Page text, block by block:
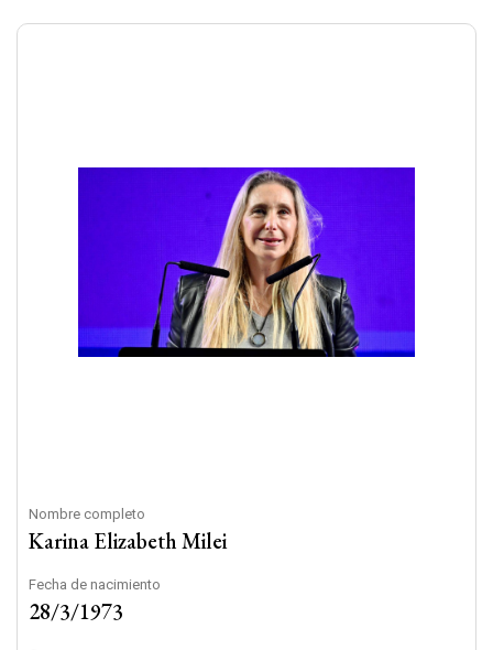
Nombre completo
Karina Elizabeth Milei
Fecha de nacimiento
28/3/1973